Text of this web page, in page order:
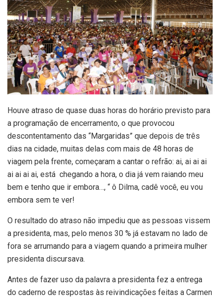
Houve atraso de quase duas horas do horário previsto para
a programação de encerramento, o que provocou
descontentamento das “Margaridas” que depois de três
dias na cidade, muitas delas com mais de 48 horas de
viagem pela frente, começaram a cantar o refrão: ai, ai ai ai
ai ai ai ai, está chegando a hora, o dia já vem raiando meu
bem e tenho que ir embora…, “ ô Dilma, cadê você, eu vou
embora sem te ver!
O resultado do atraso não impediu que as pessoas vissem
a presidenta, mas, pelo menos 30 % já estavam no lado de
fora se arrumando para a viagem quando a primeira mulher
presidenta discursava.
Antes de fazer uso da palavra a presidenta fez a entrega
do caderno de respostas às reivindicações feitas a Carmen